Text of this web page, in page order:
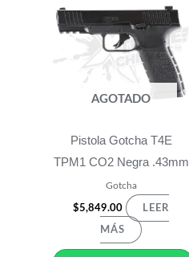
AGOTADO
Pistola Gotcha T4E
TPM1 CO2 Negra .43mm
Gotcha
$5,849.00 LEER
MÁS